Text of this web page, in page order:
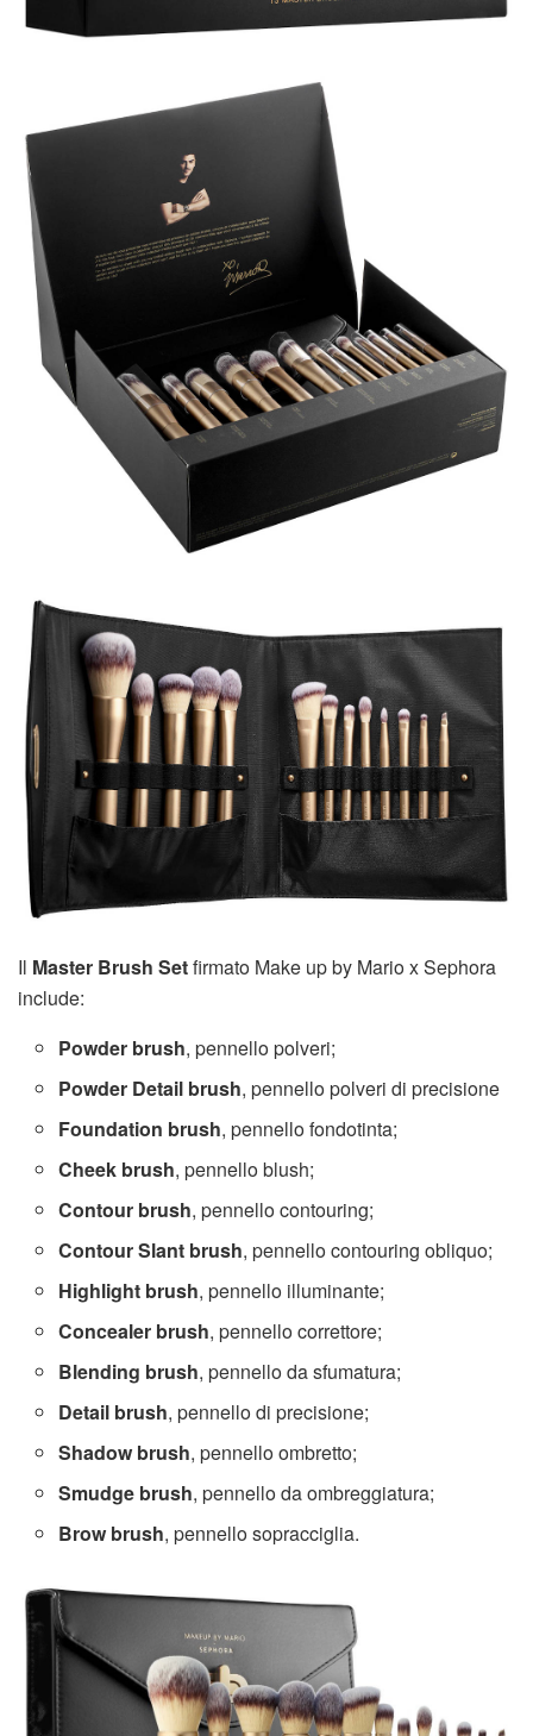
Il Master Brush Setfirmato Make up by Mario x Sephora
include:
Powder brush, pennello polveri;
Powder Detail brush, pennello polveri di precisione
Foundation brush, pennello fondotinta;
Cheek brush, pennello blush;
Contour brush, pennello contouring;
Contour Slant brush, pennello contouring obliquo;
Highlight brush, pennello illuminante;
Concealer brush, pennello correttore;
Blending brush, pennello da sfumatura;
Detail brush, pennello di precisione;
Shadow brush, pennello ombretto;
Smudge brush, pennello da ombreggiatura;
Brow brush, pennello sopracciglia.